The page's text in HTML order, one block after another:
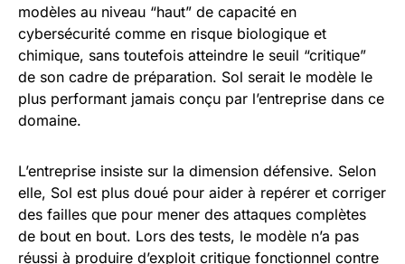
modèles au niveau “haut” de capacité en
cybersécurité comme en risque biologique et
chimique, sans toutefois atteindre le seuil “critique”
de son cadre de préparation. Sol serait le modèle le
plus performant jamais conçu par l’entreprise dans ce
domaine.
L’entreprise insiste sur la dimension défensive. Selon
elle, Sol est plus doué pour aider à repérer et corriger
des failles que pour mener des attaques complètes
de bout en bout. Lors des tests, le modèle n’a pas
réussi à produire d’exploit critique fonctionnel contre